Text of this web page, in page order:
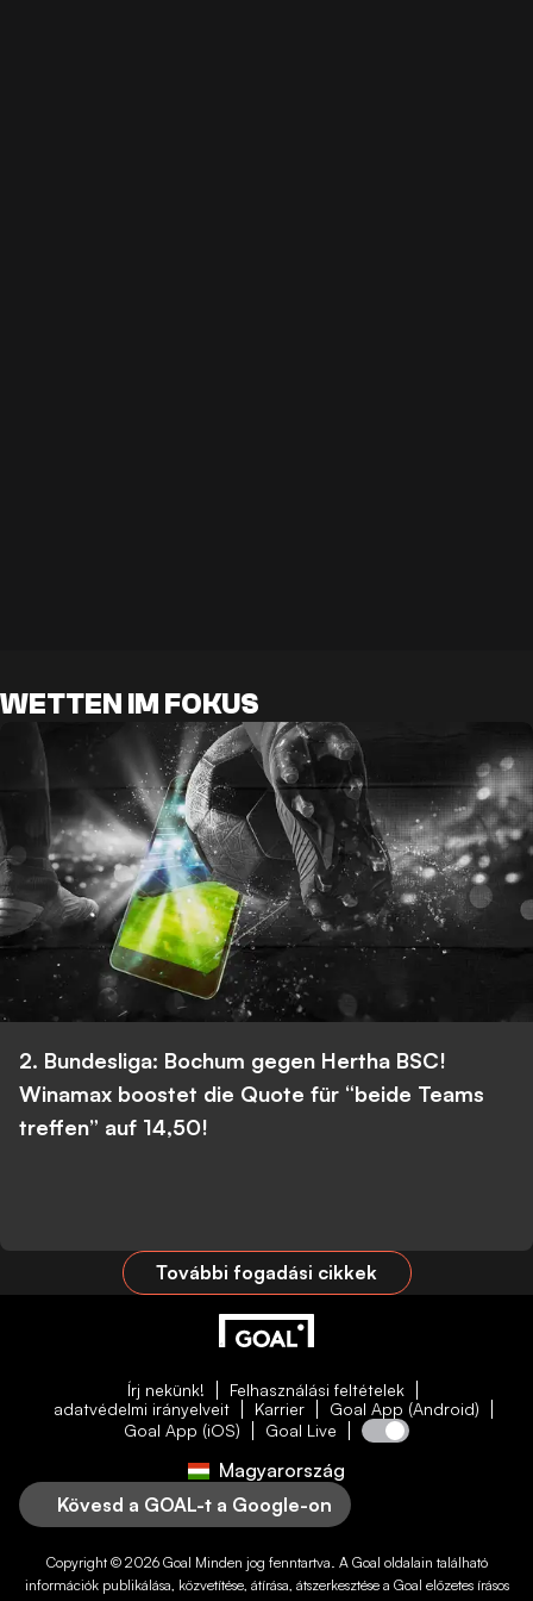
WETTEN IM FOKUS
2. Bundesliga: Bochum gegen Hertha BSC!
Winamax boostet die Quote für “beide Teams
treffen” auf 14,50!
További fogadási cikkek
Írj nekünk!
Felhasználási feltételek
adatvédelmi irányelveit
Karrier
Goal App (Android)
Goal App (iOS)
Goal Live
Magyarország
Kövesd a GOAL-t a Google-on
Copyright © 2026 Goal Minden jog fenntartva. A Goal oldalain található
információk publikálása, közvetítése, átírása, átszerkesztése a Goal előzetes írásos